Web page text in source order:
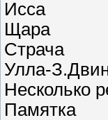
Исса
Щара
Страча
Улла-
Несколько
Памятка